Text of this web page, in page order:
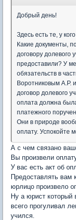
Добрый день!
Здесь есть те, у
Какие документы,
договору долевого
предоставили? У
обязательств в
Воротниковым А.Р.
договор долевого
оплата должна
платежного
Они в природе
оплату. Успокойте
А с чем связано
Вы произвели
У вас есть акт об
Предоставлять вам
юрлицо произвело
Ну а юрист который
всего прогуливал
учился.